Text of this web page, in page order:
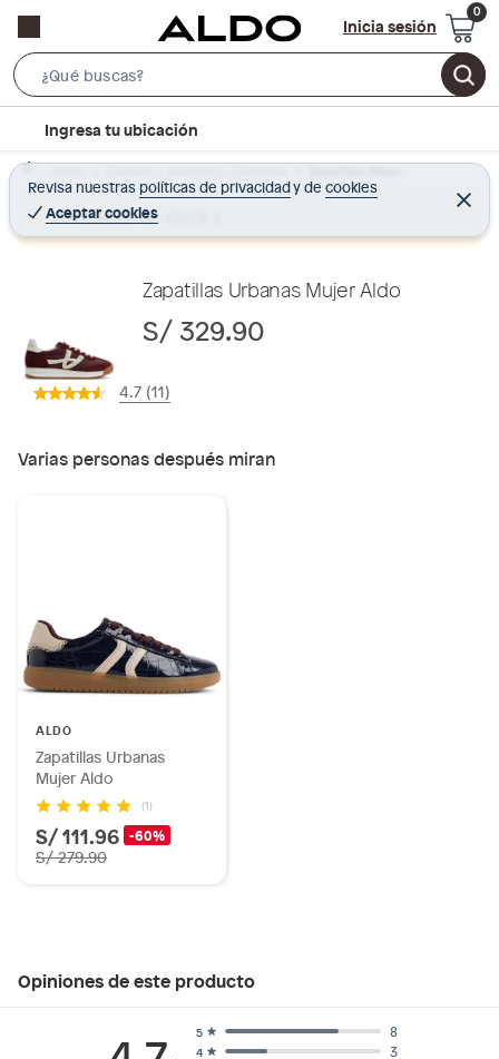
Inicia sesión
e
r
c
B
r
c
t
n
Ingresa tu ubicación
Revisa nuestras políticas de privacidadyde cookies
Aceptar cookies
C
e
r
Home Calzado y zapatillas - Zapatillas Zapatillas Mujer
Producto sin stock :(
Zapatillas Urbanas Mujer Aldo
S/ 329.90
4.7 (11)
Varias personas después miran
ALDO
Zapatillas Urbanas
Mujer Aldo
(1)
S/ 111.96 -60%
S/ 279.90
Opiniones de este producto
4 3
5 8